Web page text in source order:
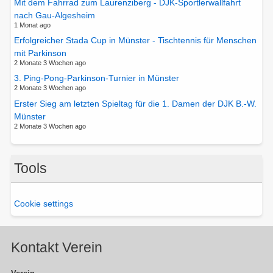
Mit dem Fahrrad zum Laurenziberg - DJK-Sportlerwallfahrt
nach Gau-Algesheim
1 Monat ago
Erfolgreicher Stada Cup in Münster - Tischtennis für Menschen
mit Parkinson
2 Monate 3 Wochen ago
3. Ping-Pong-Parkinson-Turnier in Münster
2 Monate 3 Wochen ago
Erster Sieg am letzten Spieltag für die 1. Damen der DJK B.-W.
Münster
2 Monate 3 Wochen ago
Tools
Cookie settings
Kontakt Verein